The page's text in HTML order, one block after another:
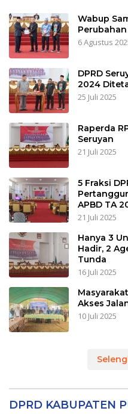
Wabup
Perubahan
6 Agustus
DPRD
2024
25 Juli 2025
Raperda
Seruyan
21 Juli 2025
5 Fraksi
APBD TA
21 Juli 2025
Hanya 3
Hadir, 2
Tunda
16 Juli 2025
Akses
10 Juli 2025
DPRD KABUPATEN